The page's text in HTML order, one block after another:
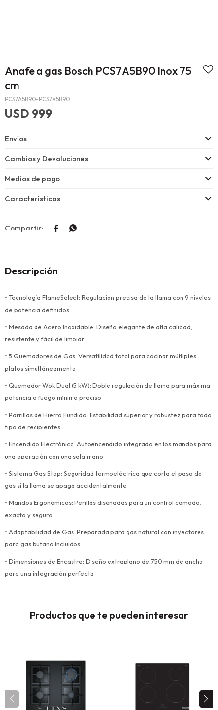
Anafe a gas Bosch PCS7A5B90 Inox 75
cm
PCS7A5B90-PCS7A5B90
USD 999
Envíos
Cambios y Devoluciones
Medios de pago
Características
 
Descripción
• Tecnología FlameSelect: Regulación precisa de la llama con 9 niveles
de potencia definidos
• Mesada de Acero Inoxidable: Diseño elegante de alta calidad,
resistente y fácil de limpiar
• 5 Quemadores de Gas: Versatilidad total para cocinar múltiples
platos simultáneamente
• Quemador Wok Dual (5 kW): Doble regulación de llama para máxima
potencia o fuego mínimo preciso
• Parrillas de Hierro Fundido: Estabilidad superior y robustez para todo
tipo de recipientes
• Encendido Electrónico: Autoencendido integrado en los mandos para
una operación con una sola mano
• Sistema Gas Stop: Seguridad termoeléctrica que corta el paso de
gas si la llama se apaga accidentalmente
• Mandos Ergonómicos: Perillas diseñadas para un control cómodo,
exacto y seguro
• Adaptabilidad de Gas: Preparada para gas natural con inyectores
para gas butano incluidos
• Dimensiones de Encastre: Diseño extraplano de 750 mm de ancho
para una integración perfecta
Productos que te pueden interesar